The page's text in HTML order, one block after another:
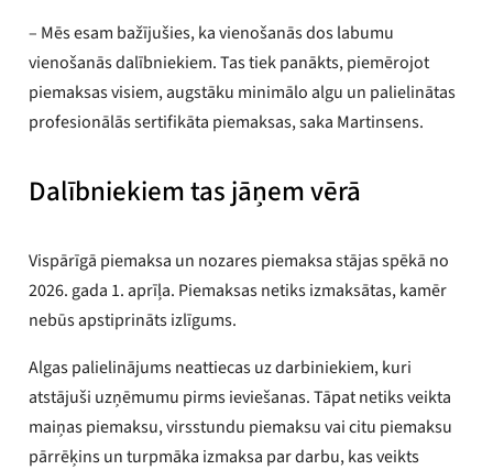
– Mēs esam bažījušies, ka vienošanās dos labumu
vienošanās dalībniekiem. Tas tiek panākts, piemērojot
piemaksas visiem, augstāku minimālo algu un palielinātas
profesionālās sertifikāta piemaksas, saka Martinsens.
Dalībniekiem tas jāņem vērā
Vispārīgā piemaksa un nozares piemaksa stājas spēkā no
2026. gada 1. aprīļa. Piemaksas netiks izmaksātas, kamēr
nebūs apstiprināts izlīgums.
Algas palielinājums neattiecas uz darbiniekiem, kuri
atstājuši uzņēmumu pirms ieviešanas. Tāpat netiks veikta
maiņas piemaksu, virsstundu piemaksu vai citu piemaksu
pārrēķins un turpmāka izmaksa par darbu, kas veikts